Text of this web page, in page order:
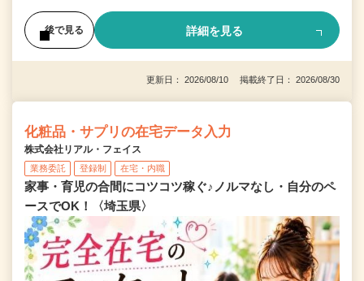
後で見る 詳細を見る
更新日： 2026/08/10 掲載終了日： 2026/08/30
化粧品・サプリの在宅データ入力
株式会社リアル・フェイス
業務委託 登録制 在宅・内職
家事・育児の合間にコツコツ稼ぐ♪ノルマなし・自分のペ
ースでOK！〈埼玉県〉